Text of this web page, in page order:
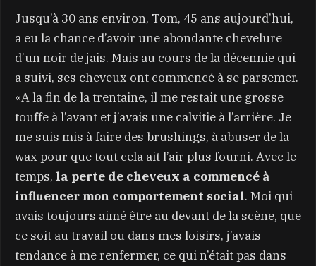
Jusqu’à 30 ans environ, Tom, 45 ans aujourd’hui,
a eu la chance d’avoir une abondante chevelure
d’un noir de jais. Mais au cours de la décennie qui
a suivi, ses cheveux ont commencé à se parsemer.
«A la fin de la trentaine, il me restait une grosse
touffe à l’avant et j’avais une calvitie à l’arrière. Je
me suis mis à faire des brushings, à abuser de la
wax pour que tout cela ait l’air plus fourni. Avec le
temps, la perte de cheveux a commencé à
influencer mon comportement social. Moi qui
avais toujours aimé être au devant de la scène, que
ce soit au travail ou dans mes loisirs, j’avais
tendance à me renfermer, ce qui n’était pas dans